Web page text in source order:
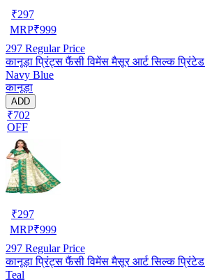
₹297
MRP₹999
297 Regular Price
कानूड़ा प्रिंट्स फैंसी विमेंस मैसूर आर्ट सिल्क
Navy Blue
कानूड़ा
ADD
₹702
OFF
₹297
MRP₹999
297 Regular Price
कानूड़ा प्रिंट्स फैंसी विमेंस मैसूर आर्ट सिल्क प्रिंटेड
Teal